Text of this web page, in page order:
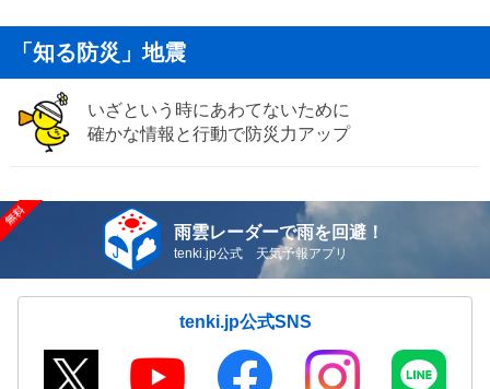
「知る防災」地震
いざという時にあわてないために
確かな情報と行動で防災力アップ
雨雲レーダーで雨を回避！
tenki.jp公式 天気予報アプリ
tenki.jp公式SNS